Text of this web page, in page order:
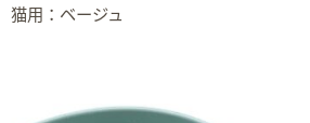
猫用：ベージュ